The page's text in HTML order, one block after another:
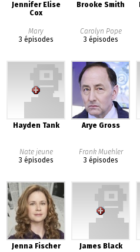
Jennifer Elise
Cox
Mary
3 épisodes
Brooke Smith
Carolyn Pope
3 épisodes
Hayden Tank
Nate jeune
3 épisodes
Arye Gross
Frank Muehler
3 épisodes
Jenna Fischer James Black